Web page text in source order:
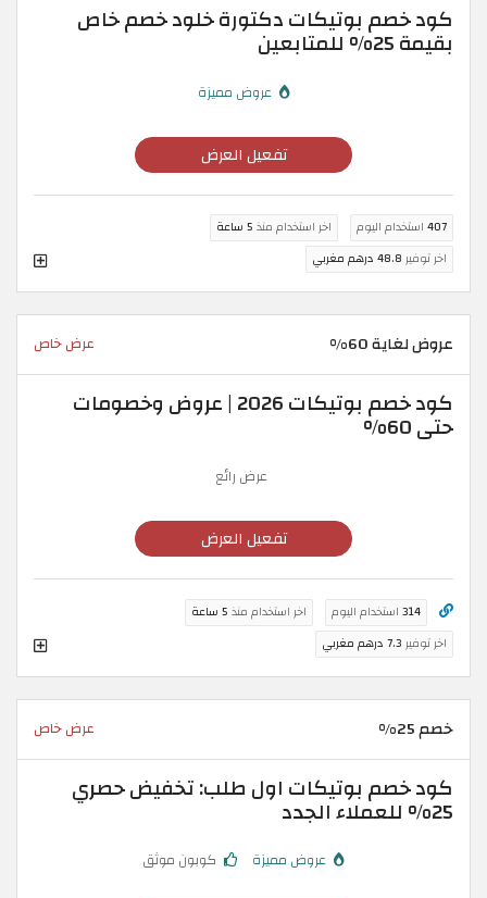
كود خصم بوتيكات دكتورة خلود خصم خاص
بقيمة 25% للمتابعين
عروض مميزة
تفعيل العرض
407 استخدام اليوم اخر استخدام منذ 5 ساعة
اخر توفير 48.8 درهم مغربي
عروض لغاية 60% عرض خاص
كود خصم بوتيكات 2026 | عروض وخصومات
حتى 60%
عرض رائع
تفعيل العرض
314 استخدام اليوم اخر استخدام منذ 5 ساعة
اخر توفير 7.3 درهم مغربي
خصم 25% عرض خاص
كود خصم بوتيكات اول طلب: تخفيض حصري
25% للعملاء الجدد
عروض مميزة كوبون موثق